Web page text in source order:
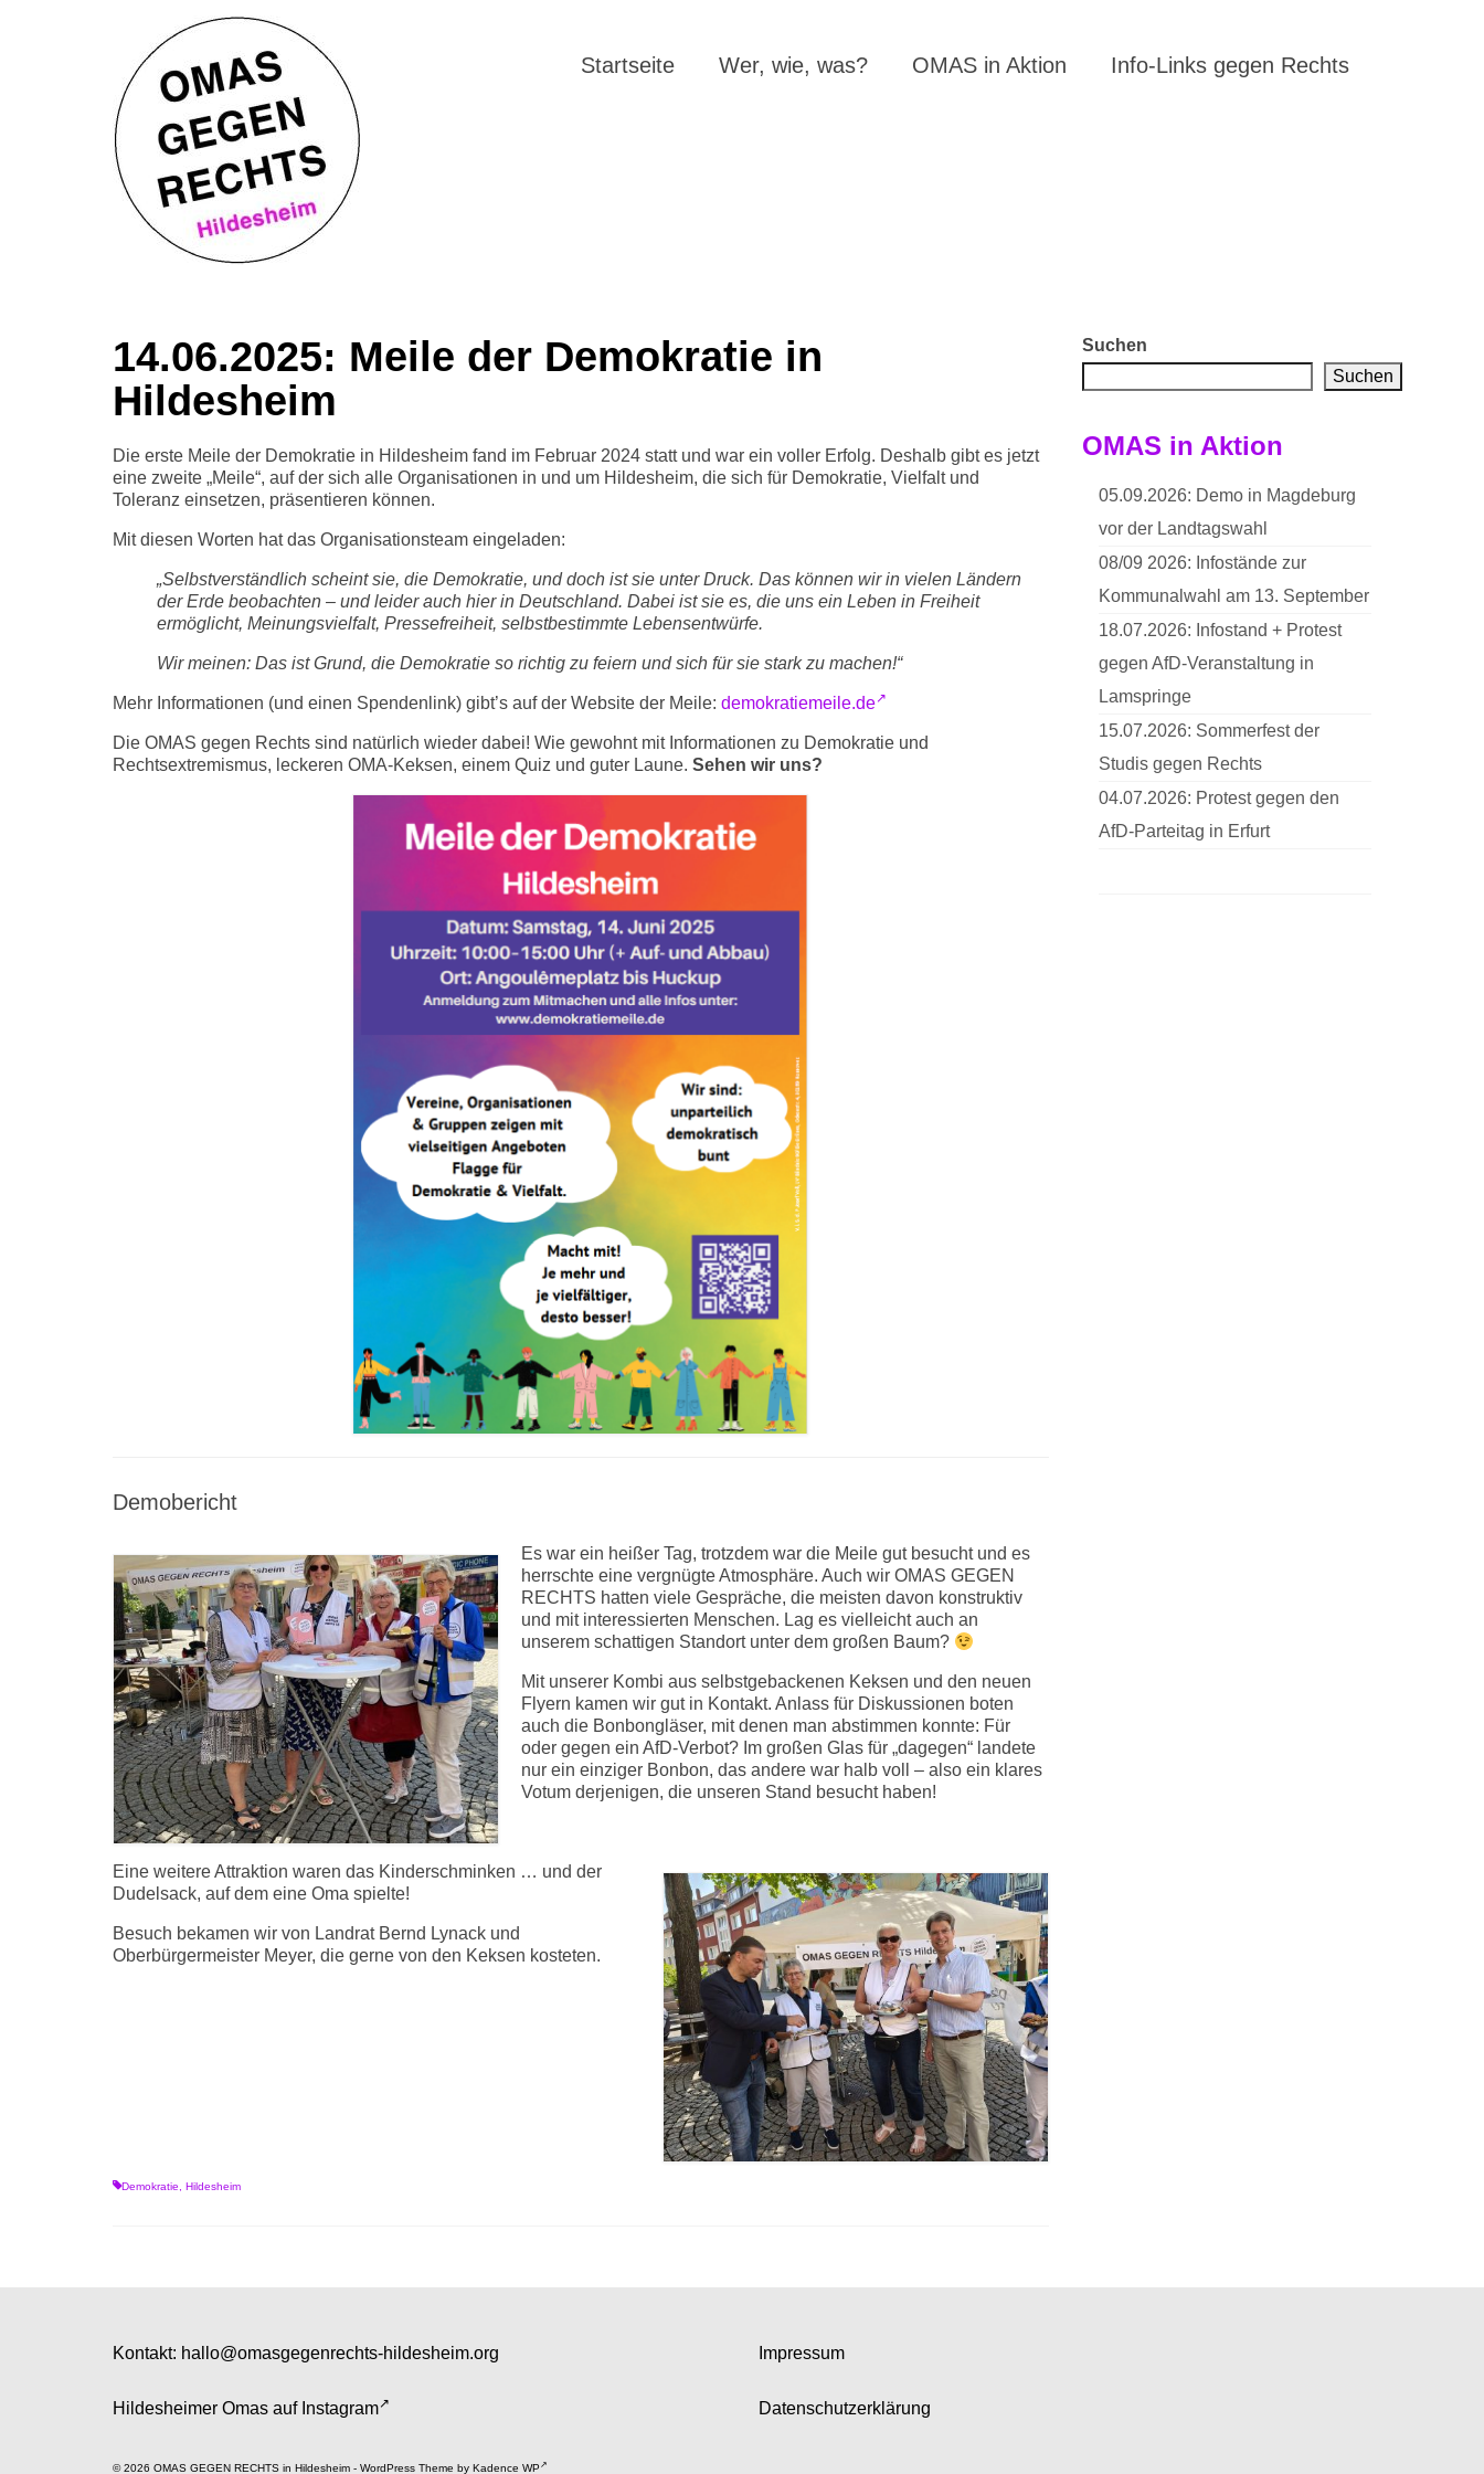
Startseite Wer, wie, was? OMAS in Aktion Info-Links gegen Rechts
14.06.2025: Meile der Demokratie in
Hildesheim
Die erste Meile der Demokratie in Hildesheim fand im Februar 2024 statt und war ein voller Erfolg. Deshalb gibt es jetzt
eine zweite „Meile“, auf der sich alle Organisationen in und um Hildesheim, die sich für Demokratie, Vielfalt und
Toleranz einsetzen, präsentieren können.
Mit diesen Worten hat das Organisationsteam eingeladen:
„Selbstverständlich scheint sie, die Demokratie, und doch ist sie unter Druck. Das können wir in vielen Ländern
der Erde beobachten – und leider auch hier in Deutschland. Dabei ist sie es, die uns ein Leben in Freiheit
ermöglicht, Meinungsvielfalt, Pressefreiheit, selbstbestimmte Lebensentwürfe.
Wir meinen: Das ist Grund, die Demokratie so richtig zu feiern und sich für sie stark zu machen!“
Mehr Informationen (und einen Spendenlink) gibt’s auf der Website der Meile: demokratiemeile.de
Die OMAS gegen Rechts sind natürlich wieder dabei! Wie gewohnt mit Informationen zu Demokratie und
Rechtsextremismus, leckeren OMA-Keksen, einem Quiz und guter Laune. Sehen wir uns?
Demobericht
Es war ein heißer Tag, trotzdem war die Meile gut besucht und es
herrschte eine vergnügte Atmosphäre. Auch wir OMAS GEGEN
RECHTS hatten viele Gespräche, die meisten davon konstruktiv
und mit interessierten Menschen. Lag es vielleicht auch an
unserem schattigen Standort unter dem großen Baum?
Mit unserer Kombi aus selbstgebackenen Keksen und den neuen
Flyern kamen wir gut in Kontakt. Anlass für Diskussionen boten
auch die Bonbongläser, mit denen man abstimmen konnte: Für
oder gegen ein AfD-Verbot? Im großen Glas für „dagegen“ landete
nur ein einziger Bonbon, das andere war halb voll – also ein klares
Votum derjenigen, die unseren Stand besucht haben!
Eine weitere Attraktion waren das Kinderschminken … und der
Dudelsack, auf dem eine Oma spielte!
Besuch bekamen wir von Landrat Bernd Lynack und
Oberbürgermeister Meyer, die gerne von den Keksen kosteten.
Demokratie Hildesheim
Suchen
Suchen
OMAS in Aktion
05.09.2026: Demo in Magdeburg
vor der Landtagswahl
08/09 2026: Infostände zur
Kommunalwahl am 13. September
18.07.2026: Infostand + Protest
gegen AfD-Veranstaltung in
Lamspringe
15.07.2026: Sommerfest der
Studis gegen Rechts
04.07.2026: Protest gegen den
AfD-Parteitag in Erfurt
Kontakt: hallo@omasgegenrechts-hildesheim.org
Hildesheimer Omas auf Instagram
Impressum
Datenschutzerklärung
© 2026 OMAS GEGEN RECHTS in Hildesheim - WordPress Theme by Kadence WP